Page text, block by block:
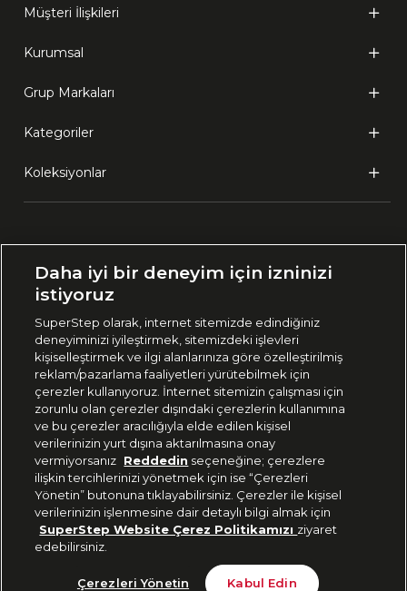
Tükendi
Müşteri İlişkileri
Kurumsal
Grup Markaları
Kategoriler
Koleksiyonlar
🇹🇷 Türkiye
444 37 36
Uygulamadan Takip Edin
Bizi Takip Edin
Daha iyi bir deneyim için izninizi
istiyoruz
SuperStep olarak, internet sitemizde edindiğiniz
deneyiminizi iyileştirmek, sitemizdeki işlevleri
kişiselleştirmek ve ilgi alanlarınıza göre özelleştirilmiş
reklam/pazarlama faaliyetleri yürütebilmek için
çerezler kullanıyoruz. İnternet sitemizin çalışması için
zorunlu olan çerezler dışındaki çerezlerin kullanımına
ve bu çerezler aracılığıyla elde edilen kişisel
verilerinizin yurt dışına aktarılmasına onay
vermiyorsanız Reddedin seçeneğine; çerezlere
ilişkin tercihlerinizi yönetmek için ise “Çerezleri
Yönetin” butonuna tıklayabilirsiniz. Çerezler ile kişisel
verilerinizin işlenmesine dair detaylı bilgi almak için
SuperStep Website Çerez Politikamızı ziyaret
edebilirsiniz.
Çerezleri Yönetin Kabul Edin